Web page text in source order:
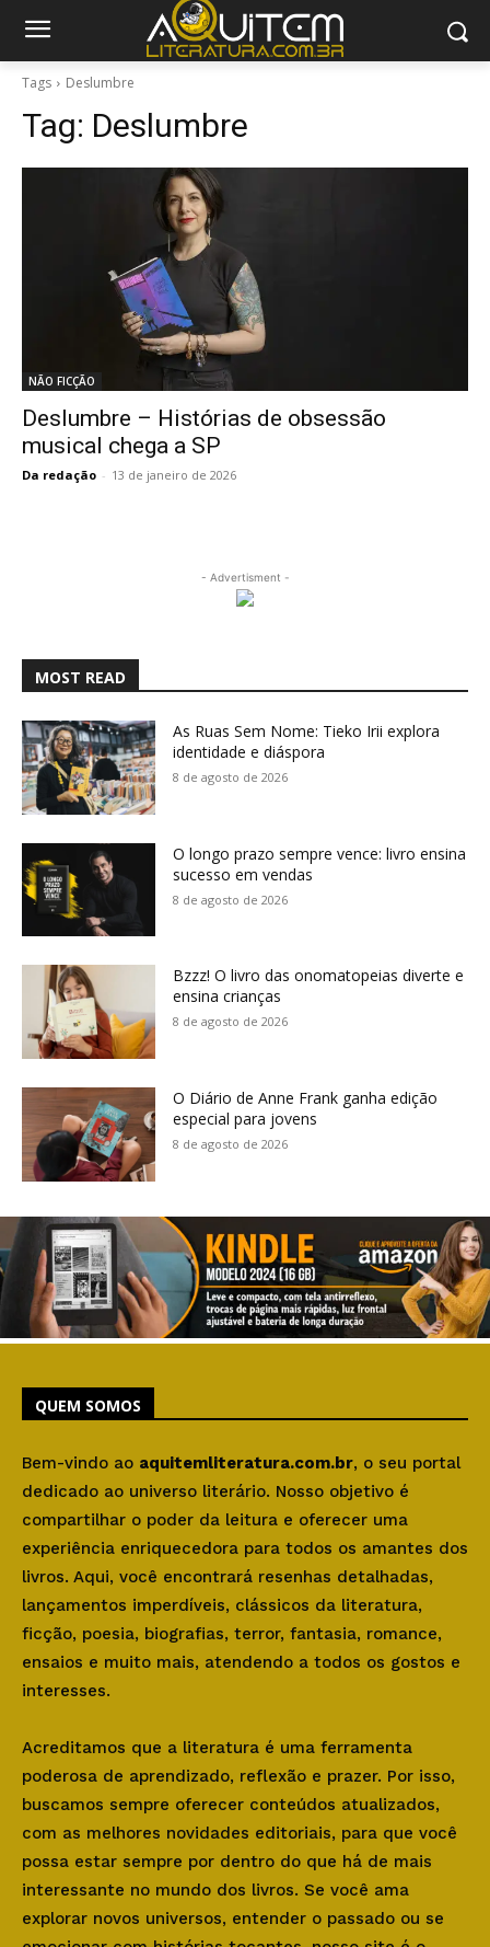
Tags Deslumbre
Tag: Deslumbre
NÃO FICÇÃO
Deslumbre – Histórias de obsessão
musical chega a SP
Da redação - 13 de janeiro de 2026
- Advertisment -
MOST READ
As Ruas Sem Nome: Tieko Irii explora
identidade e diáspora
8 de agosto de 2026
O longo prazo sempre vence: livro ensina
sucesso em vendas
8 de agosto de 2026
Bzzz! O livro das onomatopeias diverte e
ensina crianças
8 de agosto de 2026
O Diário de Anne Frank ganha edição
especial para jovens
8 de agosto de 2026
QUEM SOMOS
Bem-vindo ao aquitemliteratura.com.br, o seu portal
dedicado ao universo literário. Nosso objetivo é
compartilhar o poder da leitura e oferecer uma
experiência enriquecedora para todos os amantes dos
livros. Aqui, você encontrará resenhas detalhadas,
lançamentos imperdíveis, clássicos da literatura,
ficção, poesia, biografias, terror, fantasia, romance,
ensaios e muito mais, atendendo a todos os gostos e
interesses.
Acreditamos que a literatura é uma ferramenta
poderosa de aprendizado, reflexão e prazer. Por isso,
buscamos sempre oferecer conteúdos atualizados,
com as melhores novidades editoriais, para que você
possa estar sempre por dentro do que há de mais
interessante no mundo dos livros. Se você ama
explorar novos universos, entender o passado ou se